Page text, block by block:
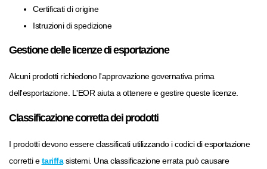
Certificati di origine
Istruzioni di spedizione
Gestione delle licenze di esportazione
Alcuni prodotti richiedono l'approvazione governativa prima
dell'esportazione. L'EOR aiuta a ottenere e gestire queste licenze.
Classificazione corretta dei prodotti
I prodotti devono essere classificati utilizzando i codici di esportazione
corretti etariffasistemi. Una classificazione errata può causare